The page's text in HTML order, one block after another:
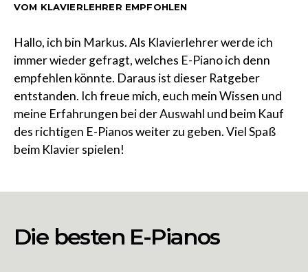
VOM KLAVIERLEHRER EMPFOHLEN
Hallo, ich bin Markus. Als Klavierlehrer werde ich
immer wieder gefragt, welches E-Piano ich denn
empfehlen könnte. Daraus ist dieser Ratgeber
entstanden. Ich freue mich, euch mein Wissen und
meine Erfahrungen bei der Auswahl und beim Kauf
des richtigen E-Pianos weiter zu geben. Viel Spaß
beim Klavier spielen!
Die besten E-Pianos